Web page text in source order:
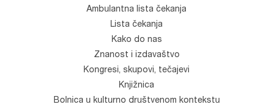
Ambulantna lista čekanja
Lista čekanja
Kako do nas
Znanost i izdavaštvo
Kongresi, skupovi, tečajevi
Knjižnica
Bolnica u kulturno društvenom kontekstu